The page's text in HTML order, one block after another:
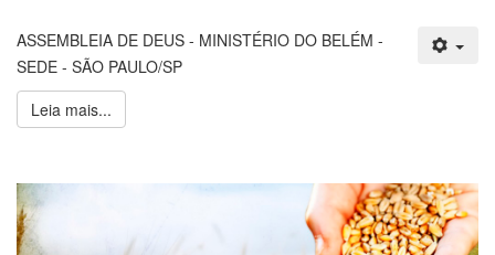
ASSEMBLEIA DE DEUS - MINISTÉRIO DO BELÉM -
SEDE - SÃO PAULO/SP
Leia mais...